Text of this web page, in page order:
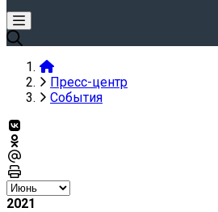
Пресс-центр
События
2021